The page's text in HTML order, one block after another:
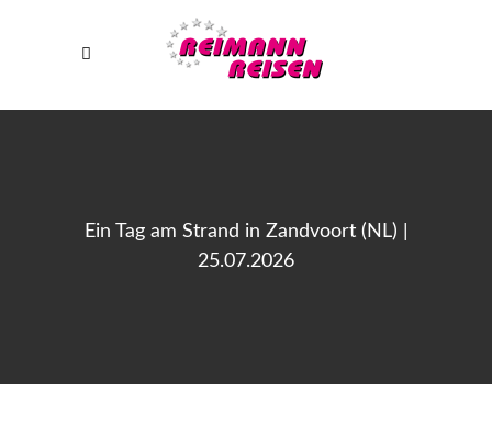
Ein Tag am Strand in Zandvoort (NL) |
25.07.2026